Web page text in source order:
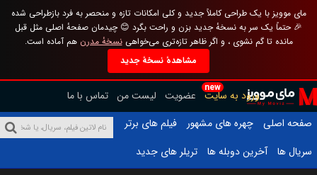
مای موویز با یک طراحی کاملاً جدید و کلی امکانات تازه و منحصر به فرد بازطراحی شده
🎉 حتماً یک سر به نسخهٔ جدید بزن و راحت بگرد 😊 چیدمان صفحهٔ اصلی مثل قبل
مانده تا گم نشوی ، و اگر ظاهر تازه‌تری می‌خواهینسخهٔ مدرن هم آماده است.
مشاهدهٔ نسخهٔ جدید
new
ورود به سایت عضویت لیست من تماس با ما
صفحه اصلی
چهره های مشهور
فیلم های برتر
سریال ها
آخرین دوبله ها تریلر های جدید